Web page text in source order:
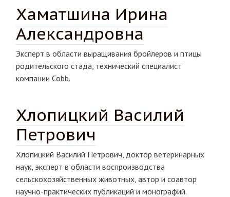
Хаматшина Ирина
Александровна
Эксперт в области выращивания бройлеров и птицы
родительского стада, технический специалист
компании Cobb.
Хлопицкий Василий
Петрович
Хлопицкий Василий Петрович, доктор ветеринарных
наук, эксперт в области воспроизводства
сельскохозяйственных животных, автор и соавтор
научно-практических публикаций и монографий.